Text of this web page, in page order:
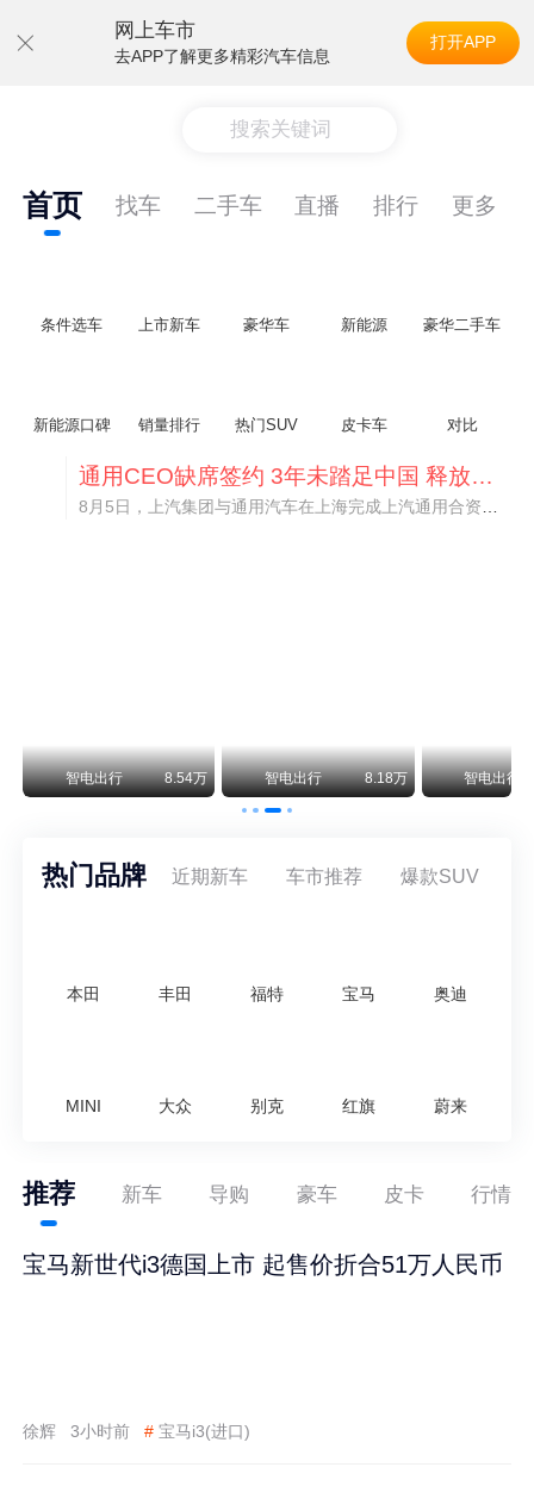
网上车市
去APP了解更多精彩汽车信息
打开APP
搜索关键词
首页 找车 二手车 直播 排行 更多
条件选车 上市新车 豪华车 新能源 豪华二手车
新能源口碑 销量排行 热门SUV 皮卡车 对比
通用CEO缺席签约 3年未踏足中国 释放反常信号
智电出行 8.54万 智电出行 8.18万 智电出行
热门品牌 近期新车 车市推荐 爆款SUV
本田 丰田 福特 宝马 奥迪
MINI 大众 别克 红旗 蔚来
推荐 新车 导购 豪车 皮卡 行情
宝马新世代i3德国上市 起售价折合51万人民币
徐辉 3小时前 # 宝马i3(进口)